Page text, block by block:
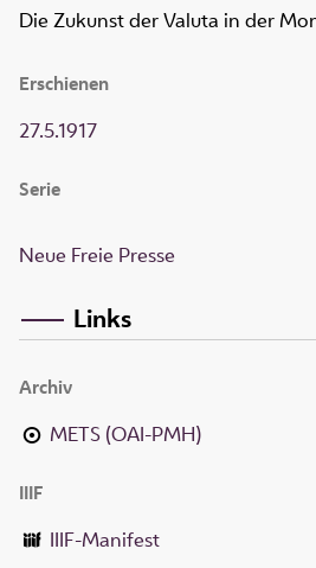
Die Zukunst der Valuta in der
Erschienen
27.5.1917
Serie
Neue Freie Presse
Links
Archiv
METS (OAI-PMH)
IIIF
IIIF-Manifest